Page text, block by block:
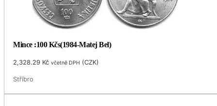
Mince :100 Kčs(1984-Matej Bel)
2,328.29 Kč včetně DPH (CZK)
Stříbro